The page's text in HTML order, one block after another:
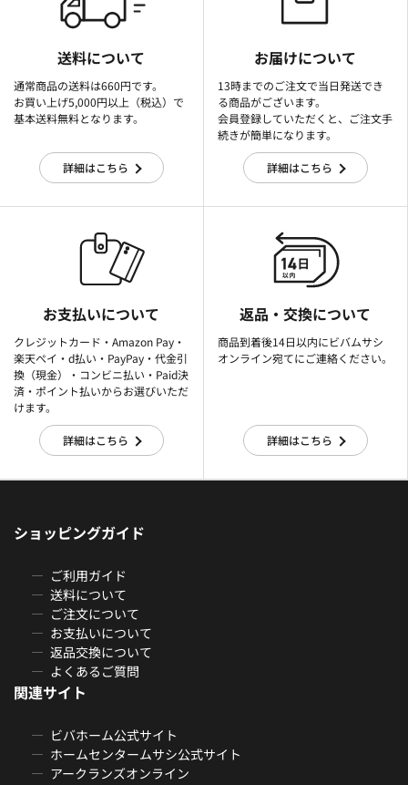
送料について
通常商品の送料は660円です。
お買い上げ5,000円以上（税込）で
基本送料無料となります。
詳細はこちら
お届けについて
13時までのご注文で当日発送でき
る商品がございます。
会員登録していただくと、ご注文手
続きが簡単になります。
詳細はこちら
お支払いについて
クレジットカード・Amazon Pay・
楽天ぺイ・d払い・PayPay・代金引
換（現金）・コンビニ払い・Paid決
済・ポイント払いからお選びいただ
けます。
詳細はこちら
返品・交換について
商品到着後14日以内にビバムサシ
オンライン宛てにご連絡ください。
詳細はこちら
ショッピングガイド
ご利用ガイド
送料について
ご注文について
お支払いについて
返品交換について
よくあるご質問
関連サイト
ビバホーム公式サイト
ホームセンタームサシ公式サイト
アークランズオンライン